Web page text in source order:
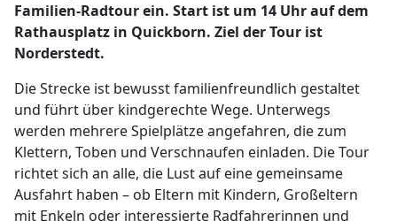
Familien-Radtour ein. Start ist um 14 Uhr auf dem
Rathausplatz in Quickborn. Ziel der Tour ist
Norderstedt.
Die Strecke ist bewusst familienfreundlich gestaltet
und führt über kindgerechte Wege. Unterwegs
werden mehrere Spielplätze angefahren, die zum
Klettern, Toben und Verschnaufen einladen. Die Tour
richtet sich an alle, die Lust auf eine gemeinsame
Ausfahrt haben – ob Eltern mit Kindern, Großeltern
mit Enkeln oder interessierte Radfahrerinnen und